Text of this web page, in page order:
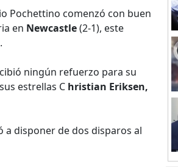
Pochettino comenzó con buen
en Newcastle(2-1), este
ningún refuerzo para su
estrellas C hristian Eriksen,
a disponer de dos disparos al